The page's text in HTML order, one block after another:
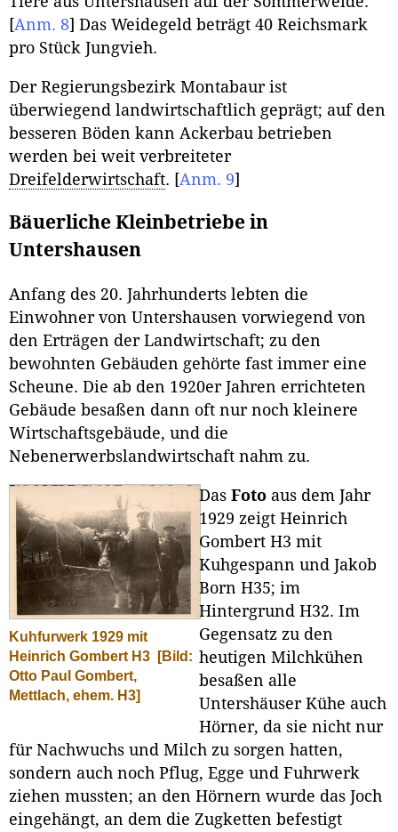
[Anm. 8] Das Weidegeld beträgt 40 Reichsmark
pro Stück Jungvieh.
Der Regierungsbezirk Montabaur ist
überwiegend landwirtschaftlich geprägt; auf den
besseren Böden kann Ackerbau betrieben
werden bei weit verbreiteter
Dreifelderwirtschaft. [Anm. 9]
Bäuerliche Kleinbetriebe in
Untershausen
Anfang des 20. Jahrhunderts lebten die
Einwohner von Untershausen vorwiegend von
den Erträgen der Landwirtschaft; zu den
bewohnten Gebäuden gehörte fast immer eine
Scheune. Die ab den 1920er Jahren errichteten
Gebäude besaßen dann oft nur noch kleinere
Wirtschaftsgebäude, und die
Nebenerwerbslandwirtschaft nahm zu.
Kuhfurwerk 1929 mit
Heinrich Gombert H3
[Bild:
Otto Paul Gombert,
Mettlach, ehem. H3]
Das Foto aus dem Jahr
1929 zeigt Heinrich
Gombert H3 mit
Kuhgespann und Jakob
Born H35; im
Hintergrund H32. Im
Gegensatz zu den
heutigen Milchkühen
besaßen alle
Untershäuser Kühe auch
Hörner, da sie nicht nur
für Nachwuchs und Milch zu sorgen hatten,
sondern auch noch Pflug, Egge und Fuhrwerk
ziehen mussten; an den Hörnern wurde das Joch
eingehängt, an dem die Zugketten befestigt